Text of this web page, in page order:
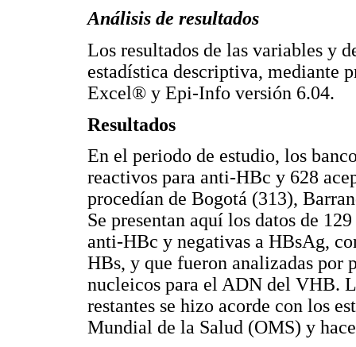
Análisis de resultados
Los resultados de las variables y
estadística descriptiva, mediante
Excel® y Epi-Info versión 6.04.
Resultados
En el periodo de estudio, los
reactivos para anti-HBc y 628
procedían de Bogotá (313),
Se presentan aquí los datos de
anti-HBc y negativas a HBsAg,
HBs, y que fueron analizadas por
nucleicos para el ADN del VHB.
restantes se hizo acorde con los
Mundial de la Salud (OMS) y